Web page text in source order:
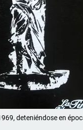
deteniéndose en